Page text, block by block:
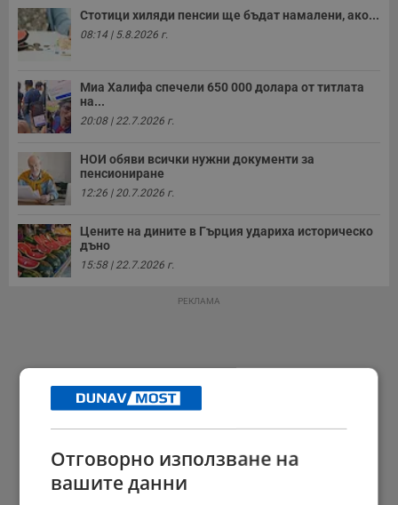
Стотици хиляди пенсии ще бъдат намалени, ако...
08:14 | 5.8.2026 г.
Миа Халифа спечели 650 000 долара от титлата
на...
20:08 | 22.7.2026 г.
НОИ обяви всички нужни документи за
пенсиониране
12:26 | 20.7.2026 г.
Цените на дините в Гърция удариха историческо
дъно
15:58 | 22.7.2026 г.
РЕКЛАМА
Отговорно използване на
вашите данни